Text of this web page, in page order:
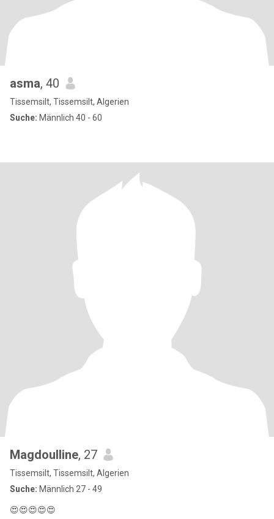
asma, 40
Tissemsilt, Tissemsilt, Algerien
Suche: Männlich 40 - 60
Magdoulline, 27
Tissemsilt, Tissemsilt, Algerien
Suche: Männlich 27 - 49
😍😍😍😍😍